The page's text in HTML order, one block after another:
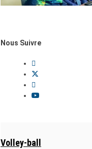
Nous Suivre
Volley-ball